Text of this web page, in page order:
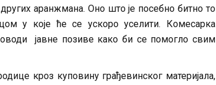
аранжмана. Оно што је посебно битно то
у које ће се ускоро уселити. Комесарка
јавне позиве како би се помогло свим
кроз куповину грађевинског материјала,